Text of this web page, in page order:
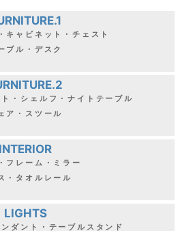
キャビネット・チェスト
ブル・デスク
・シェルフ・ナイトテーブル
ア・スツール
INTERIOR
フレーム・ミラー
・タオルレール
LIGHTS
ダント・テーブルスタンド